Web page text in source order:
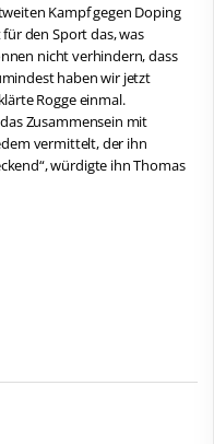
Kampf gegen Doping
den Sport das, was
nicht verhindern, dass
haben wir jetzt
Rogge einmal.
Zusammensein mit
vermittelt, der ihn
würdigte ihn Thomas